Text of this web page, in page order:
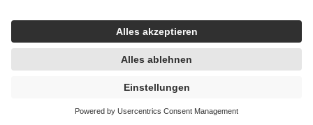
https://help.etrusted.com/hc/de/articles/4419944605341
Einige Bilder und Inhalte wurden unter Zuhilfenahme künstlicher